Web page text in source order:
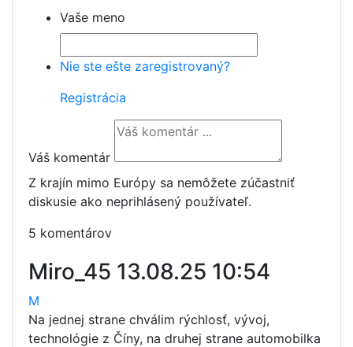
Vaše meno
Nie ste ešte zaregistrovaný?
Registrácia
Váš komentár
Z krajín mimo Európy sa nemôžete zúčastniť
diskusie ako neprihlásený používateľ.
5 komentárov
Miro_45 13.08.25 10:54
M
Na jednej strane chválim rýchlosť, vývoj,
technológie z Číny, na druhej strane automobilka